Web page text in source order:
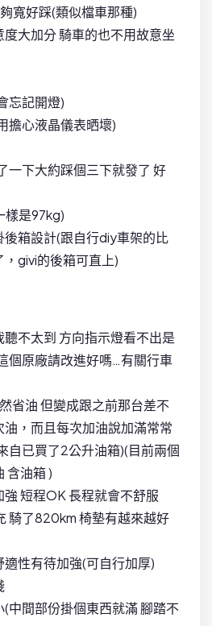
寬好踩(類似檔車那種)
大加分 騎車的也不用故意坐
忘記開燈)
擔心液晶儀表晒壞)
一下大約踩個三下就發了 好
樣是97kg)
後箱設計(跟自行diy車架的比
givi的後箱可直上)
不太到 方向指示燈看不出是
個原廠請改進好嗎…有關行車
省油 但變成跟之前那台差不
，而且每次加油說加滿常常
自已買了2公升油箱)(目前兩個
含油箱 )
短程OK 長程就會不舒服
騎了820km 椅墊有越來越好
性有待加強(可自行加厚)
中間部份掛個東西就滿 腳踏不